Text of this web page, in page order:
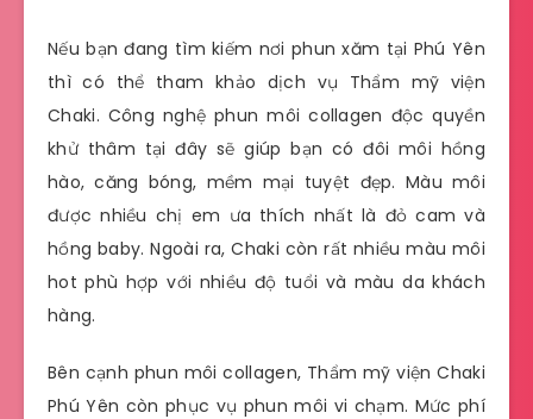
Nếu bạn đang tìm kiếm nơi phun xăm tại Phú Yên
thì có thể tham khảo dịch vụ Thẩm mỹ viện
Chaki. Công nghệ phun môi collagen độc quyền
khử thâm tại đây sẽ giúp bạn có đôi môi hồng
hào, căng bóng, mềm mại tuyệt đẹp. Màu môi
được nhiều chị em ưa thích nhất là đỏ cam và
hồng baby. Ngoài ra, Chaki còn rất nhiều màu môi
hot phù hợp với nhiều độ tuổi và màu da khách
hàng.
Bên cạnh phun môi collagen, Thẩm mỹ viện Chaki
Phú Yên còn phục vụ phun môi vi chạm. Mức phí